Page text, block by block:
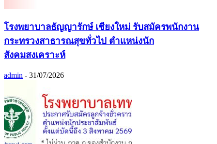
โรงพยาบาลธัญญารักษ์ เชียงใหม่ รับสมัครพนักงาน
กระทรวงสาธารณสุขทั่วไป ตำแหน่งนัก
สังคมสงเคราะห์
admin - 31/07/2026